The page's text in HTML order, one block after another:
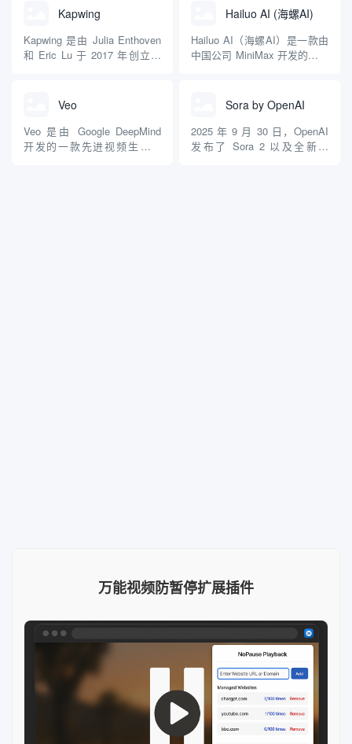
台由新加坡的 HIX.AI 开发，
致力于通过尖端 AI 技术实现
视频和图像创作的民主化，使
无技术背景的用户也能轻松生
普及化，让任何有创意想法的
人都能轻松实现高质量的视频
内容制作。以下是对 Hedra 的
详细介绍，基于其官网信息和
Kapwing
Kapwing 是由 Julia Enthoven
和 Eric Lu 于 2017 年创立的
在线内容创作平台，主要用于
视频编辑、图像处理和多媒体
内容制作。旨在帮助用户（包
括个人创作者、团...
Hailuo AI (海螺AI)
Hailuo AI（海螺AI）是一款由
中国公司 MiniMax 开发的先进
质量的视频内容。 主要功能 1.
文本到视频生成 简便操作：用
户只需输入文本提示，Hailuo
AI 就能生成相应...
Veo
Veo 是由 Google DeepMind
开发的一款先进视频生成模
Sora by OpenAI
2025 年 9 月 30 日，OpenAI
发布了 Sora 2 以及全新的
万能视频防暂停扩展插件